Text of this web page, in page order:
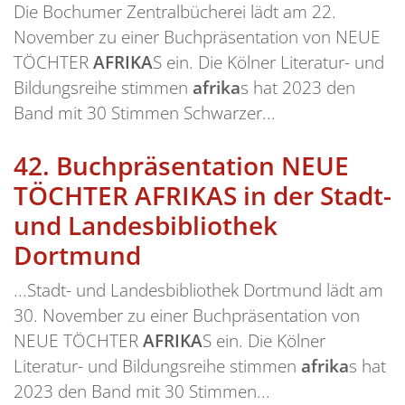
Die Bochumer Zentralbücherei lädt am 22.
November zu einer Buchpräsentation von NEUE
TÖCHTERAFRIKAS ein. Die Kölner Literatur- und
Bildungsreihe stimmen afrikas hat 2023 den
Band mit 30 Stimmen Schwarzer...
42. Buchpräsentation NEUE
TÖCHTER AFRIKAS in der Stadt-
und Landesbibliothek
Dortmund
...Stadt- und Landesbibliothek Dortmund lädt am
30. November zu einer Buchpräsentation von
NEUE TÖCHTERAFRIKAS ein. Die Kölner
Literatur- und Bildungsreihe stimmen afrikas hat
2023 den Band mit 30 Stimmen...